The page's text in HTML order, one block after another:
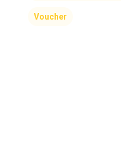
Voucher